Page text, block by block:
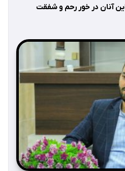
آنان در خور رحم و شفقت